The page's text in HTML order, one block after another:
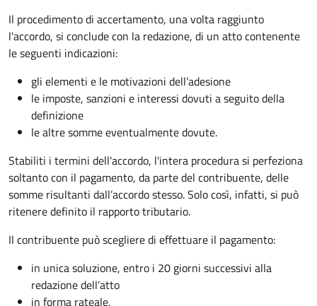
Il procedimento di accertamento, una volta raggiunto
l'accordo, si conclude con la redazione, di un atto contenente
le seguenti indicazioni:
gli elementi e le motivazioni dell’adesione
le imposte, sanzioni e interessi dovuti a seguito della
definizione
le altre somme eventualmente dovute.
Stabiliti i termini dell'accordo, l'intera procedura si perfeziona
soltanto con il pagamento, da parte del contribuente, delle
somme risultanti dall’accordo stesso. Solo così, infatti, si può
ritenere definito il rapporto tributario.
Il contribuente può scegliere di effettuare il pagamento:
in unica soluzione, entro i 20 giorni successivi alla
redazione dell’atto
in forma rateale.